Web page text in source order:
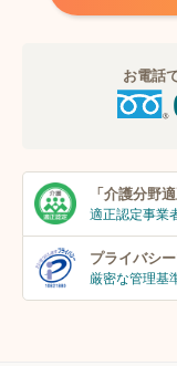
お電話
「介護分野適
適正認定事業
プライバシ
厳密な管理基